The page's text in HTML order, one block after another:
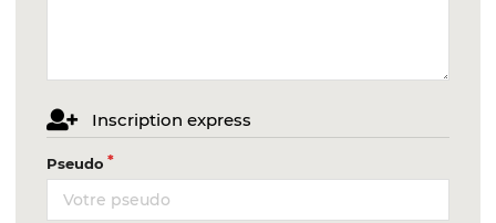
Inscription express
Pseudo